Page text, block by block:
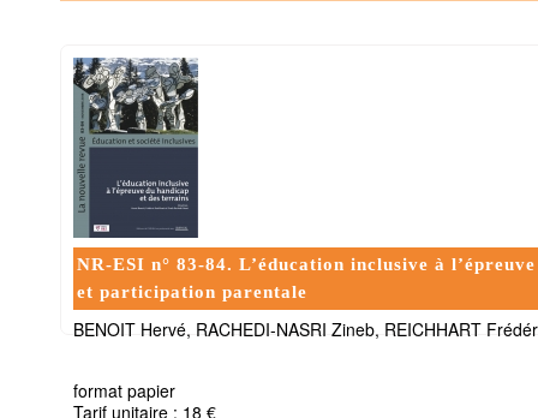
NR-ESI n° 83-84. L’éducation inclusive à
et participation parentale
BENOIT Hervé, RACHEDI-NASRI Zineb, REICHHART
format papier
Tarif unitaire : 18 €